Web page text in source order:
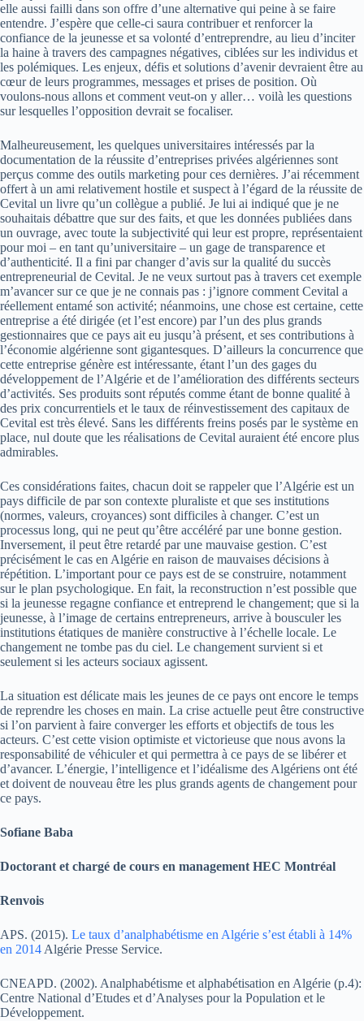
elle aussi failli dans son offre d’une alternative qui peine à se faire
entendre. J’espère que celle-ci saura contribuer et renforcer la
confiance de la jeunesse et sa volonté d’entreprendre, au lieu d’inciter
la haine à travers des campagnes négatives, ciblées sur les individus et
les polémiques. Les enjeux, défis et solutions d’avenir devraient être au
cœur de leurs programmes, messages et prises de position. Où
voulons-nous allons et comment veut-on y aller… voilà les questions
sur lesquelles l’opposition devrait se focaliser.
Malheureusement, les quelques universitaires intéressés par la
documentation de la réussite d’entreprises privées algériennes sont
perçus comme des outils marketing pour ces dernières. J’ai récemment
offert à un ami relativement hostile et suspect à l’égard de la réussite de
Cevital un livre qu’un collègue a publié. Je lui ai indiqué que je ne
souhaitais débattre que sur des faits, et que les données publiées dans
un ouvrage, avec toute la subjectivité qui leur est propre, représentaient
pour moi – en tant qu’universitaire – un gage de transparence et
d’authenticité. Il a fini par changer d’avis sur la qualité du succès
entrepreneurial de Cevital. Je ne veux surtout pas à travers cet exemple
m’avancer sur ce que je ne connais pas : j’ignore comment Cevital a
réellement entamé son activité; néanmoins, une chose est certaine, cette
entreprise a été dirigée (et l’est encore) par l’un des plus grands
gestionnaires que ce pays ait eu jusqu’à présent, et ses contributions à
l’économie algérienne sont gigantesques. D’ailleurs la concurrence que
cette entreprise génère est intéressante, étant l’un des gages du
développement de l’Algérie et de l’amélioration des différents secteurs
d’activités. Ses produits sont réputés comme étant de bonne qualité à
des prix concurrentiels et le taux de réinvestissement des capitaux de
Cevital est très élevé. Sans les différents freins posés par le système en
place, nul doute que les réalisations de Cevital auraient été encore plus
admirables.
Ces considérations faites, chacun doit se rappeler que l’Algérie est un
pays difficile de par son contexte pluraliste et que ses institutions
(normes, valeurs, croyances) sont difficiles à changer. C’est un
processus long, qui ne peut qu’être accéléré par une bonne gestion.
Inversement, il peut être retardé par une mauvaise gestion. C’est
précisément le cas en Algérie en raison de mauvaises décisions à
répétition. L’important pour ce pays est de se construire, notamment
sur le plan psychologique. En fait, la reconstruction n’est possible que
si la jeunesse regagne confiance et entreprend le changement; que si la
jeunesse, à l’image de certains entrepreneurs, arrive à bousculer les
institutions étatiques de manière constructive à l’échelle locale. Le
changement ne tombe pas du ciel. Le changement survient si et
seulement si les acteurs sociaux agissent.
La situation est délicate mais les jeunes de ce pays ont encore le temps
de reprendre les choses en main. La crise actuelle peut être constructive
si l’on parvient à faire converger les efforts et objectifs de tous les
acteurs. C’est cette vision optimiste et victorieuse que nous avons la
responsabilité de véhiculer et qui permettra à ce pays de se libérer et
d’avancer. L’énergie, l’intelligence et l’idéalisme des Algériens ont été
et doivent de nouveau être les plus grands agents de changement pour
ce pays.
Sofiane Baba
Doctorant et chargé de cours en management HEC Montréal
Renvois
APS. (2015). Le taux d’analphabétisme en Algérie s’est établi à 14%
en 2014 Algérie Presse Service.
CNEAPD. (2002). Analphabétisme et alphabétisation en Algérie (p.4):
Centre National d’Etudes et d’Analyses pour la Population et le
Développement.